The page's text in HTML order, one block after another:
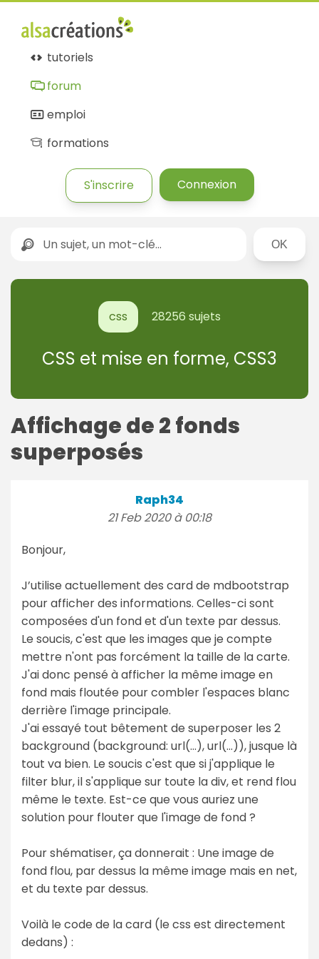
tutoriels
forum
emploi
formations
S'inscrire Connexion
Rechercher
css 28256 sujets
CSS et mise en forme, CSS3
Affichage de 2 fonds
superposés
Raph34
21 Feb 2020 à 00:18
Bonjour,
J’utilise actuellement des card de mdbootstrap
pour afficher des informations. Celles-ci sont
composées d'un fond et d'un texte par dessus.
Le soucis, c'est que les images que je compte
mettre n'ont pas forcément la taille de la carte.
J'ai donc pensé à afficher la même image en
fond mais floutée pour combler l'espaces blanc
derrière l'image principale.
J'ai essayé tout bêtement de superposer les 2
background (background: url(...), url(...)), jusque là
tout va bien. Le soucis c'est que si j'applique le
filter blur, il s'applique sur toute la div, et rend flou
même le texte. Est-ce que vous auriez une
solution pour flouter que l'image de fond ?
Pour shématiser, ça donnerait : Une image de
fond flou, par dessus la même image mais en net,
et du texte par dessus.
Voilà le code de la card (le css est directement
dedans) :